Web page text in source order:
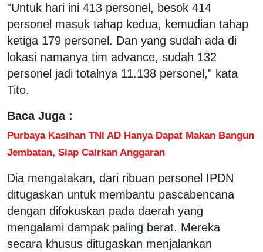
"Untuk hari ini 413 personel, besok 414
personel masuk tahap kedua, kemudian tahap
ketiga 179 personel. Dan yang sudah ada di
lokasi namanya tim advance, sudah 132
personel jadi totalnya 11.138 personel," kata
Tito.
Baca Juga :
Purbaya Kasihan TNI AD Hanya Dapat Makan Bangun
Jembatan, Siap Cairkan Anggaran
Dia mengatakan, dari ribuan personel IPDN
ditugaskan untuk membantu pascabencana
dengan difokuskan pada daerah yang
mengalami dampak paling berat. Mereka
secara khusus ditugaskan menjalankan